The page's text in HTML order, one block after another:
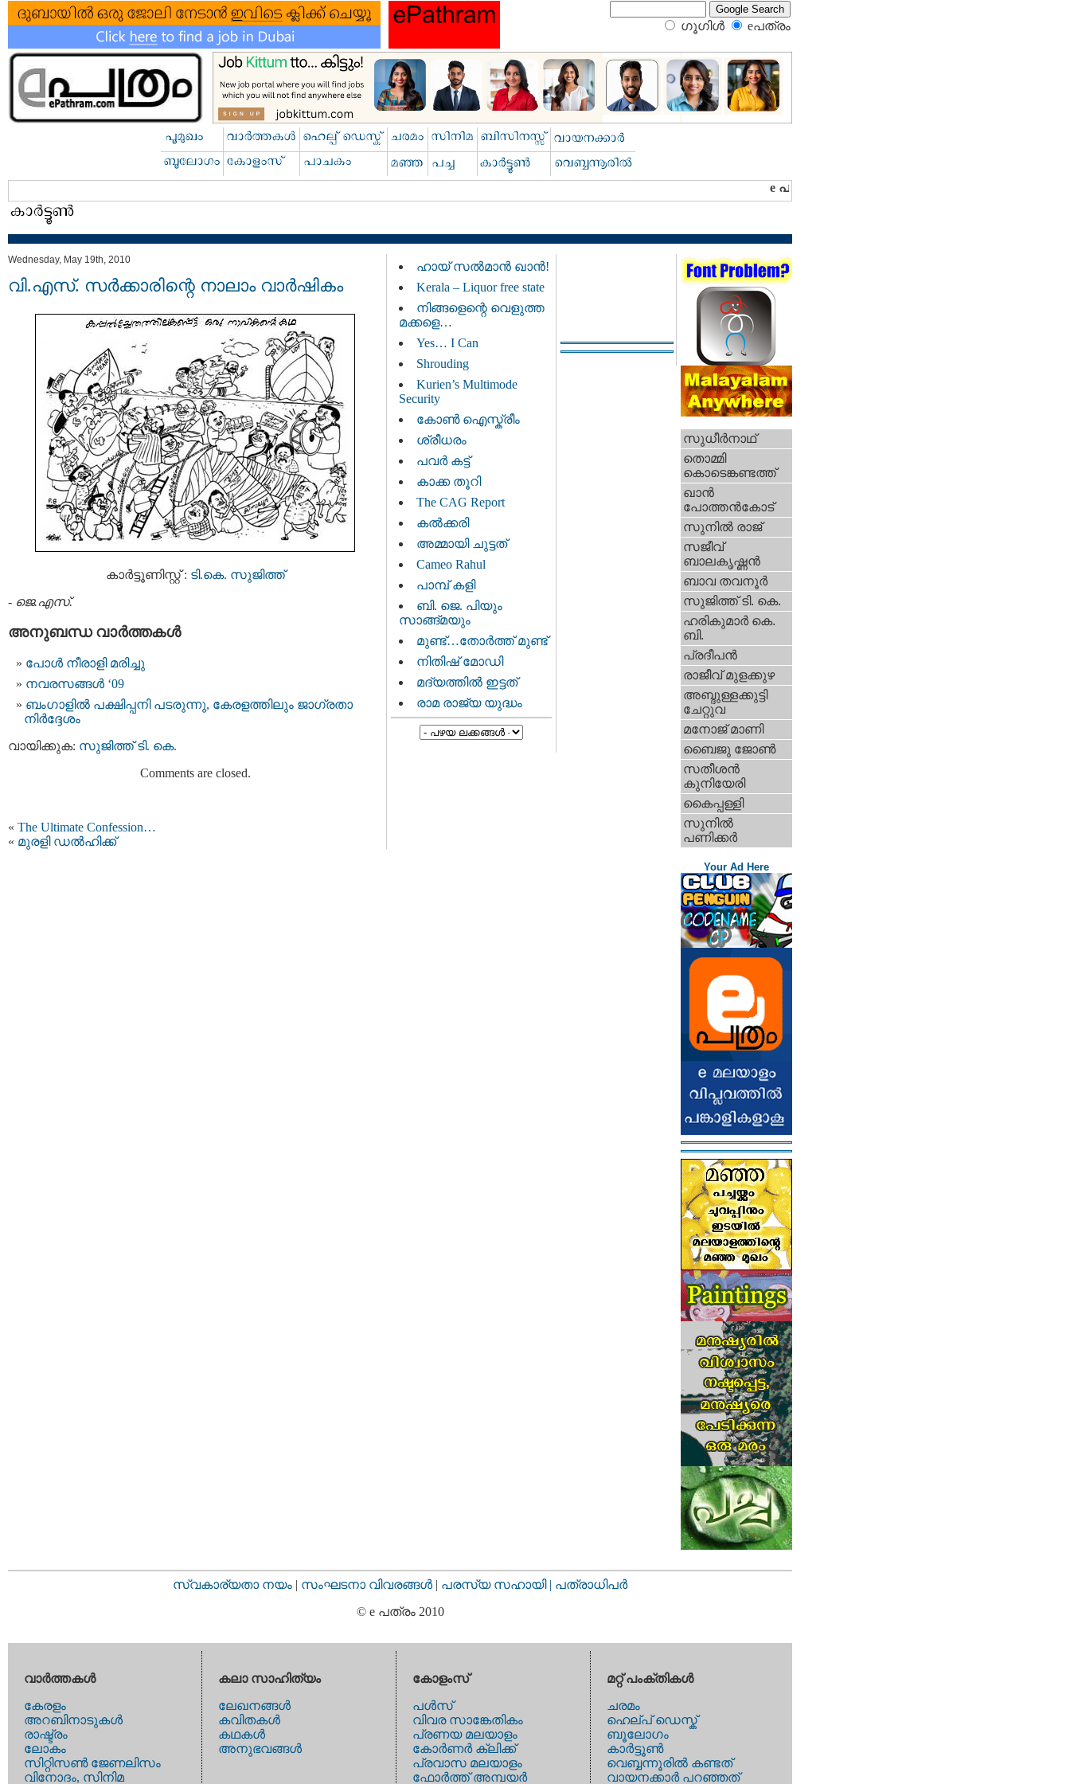
ഗൂഗിള്‍ eപത്രം‍
Wednesday, May 19th, 2010
വി.എസ്. സര്‍ക്കാരിന്റെ നാലാം വാര്‍ഷികം
കാര്‍ട്ടൂണിസ്റ്റ് : ടി.കെ. സുജിത്ത്
- ജെ.എസ്.
അനുബന്ധ വാര്‍ത്തകള്‍
പോള്‍ നീരാളി മരിച്ചു
നവരസങ്ങള്‍ ‘09
ബംഗാളില്‍ പക്ഷിപ്പനി പടരുന്നു, കേരളത്തിലും ജാഗ്രതാ
നിര്‍ദ്ദേശം
വായിക്കുക: സുജിത്ത് ടി. കെ.
Comments are closed.
« The Ultimate Confession…
« മുരളി ഡല്‍ഹിക്ക്
ഹായ് സൽമാൻ ഖാൻ!
Kerala – Liquor free state
നിങ്ങളെന്റെ വെളുത്ത
മക്കളെ…
Yes… I Can
Shrouding
Kurien’s Multimode
Security
കോൺ ഐസ്ക്രീം
ശ്രീധരം
പവർ കട്ട്
കാക്ക തൂറി
The CAG Report
കല്‍ക്കരി
അമ്മായി ചുട്ടത്
Cameo Rahul
പാമ്പ് കളി
ബി. ജെ. പിയും
സാങ്ങ്മയും
മുണ്ട്…തോര്‍ത്ത്‌ മുണ്ട്
നിതിഷ്‌ മോഡി
മദ്യത്തിൽ ഇട്ടത്
രാമ രാജ്യ യുദ്ധം
സുധീര്‍നാഥ്
തൊമ്മി
കൊടെങ്കണ്ടത്ത്
ഖാന്‍
പോത്തന്‍കോട്
സുനില്‍ രാജ്
സജീവ്‌
ബാലകൃഷ്ണന്‍
ബാവ തവനൂര്‍
സുജിത്ത് ടി. കെ.
ഹരികുമാര്‍ കെ.
ബി.
പ്രദീപന്‍
രാജീവ്‌ മുളക്കുഴ
അബ്ദുള്ളക്കുട്ടി
ചേറ്റുവ
മനോജ്‌ മാണി
ബൈജു ജോണ്‍
സതീശന്‍
കുനിയേരി
കൈപ്പള്ളി
സുനില്‍
പണിക്കര്‍
Your Ad Here
സ്വകാര്യതാ നയം | സംഘടനാ വിവരങ്ങള്‍ | പരസ്യ സഹായി | പത്രാധിപര്‍
© e പത്രം 2010
വാര്‍ത്തകള്‍
കേരളം
അറബിനാടുകള്‍
രാഷ്ട്രം
ലോകം
സിറ്റിസണ്‍ ജേണലിസം
വിനോദം, സിനിമ
കലാ സാഹിത്യം
ലേഖനങ്ങള്‍
കവിതകള്‍
കഥകള്‍
അനുഭവങ്ങള്‍
കോളംസ്
പള്‍സ്
വിവര സാങ്കേതികം
പ്രണയ മലയാളം
കോര്‍ണര്‍ ക്ലിക്ക്
പ്രവാസ മലയാളം
ഫോര്‍ത്ത് അമ്പയര്‍
മറ്റ് പംക്തികള്‍
ചരമം
ഹെല്പ് ഡെസ്ക്
ബൂലോഗം
കാര്‍ട്ടൂണ്‍
വെബ്ബന്നൂരില്‍ കണ്ടത്
വായനക്കാര്‍ പറഞ്ഞത്